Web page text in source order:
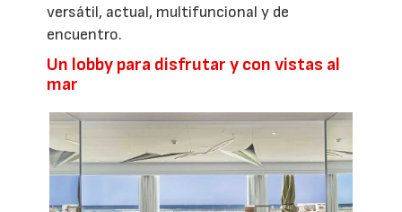
versátil, actual, multifuncional y de
encuentro.
Un lobby para disfrutar y con vistas al
mar